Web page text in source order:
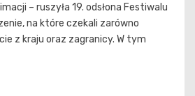
– ruszyła 19. odsłona Festiwalu
na które czekali zarówno
z kraju oraz zagranicy. W tym